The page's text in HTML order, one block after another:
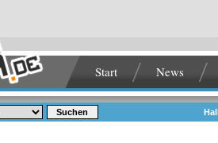
Start News
Suchen